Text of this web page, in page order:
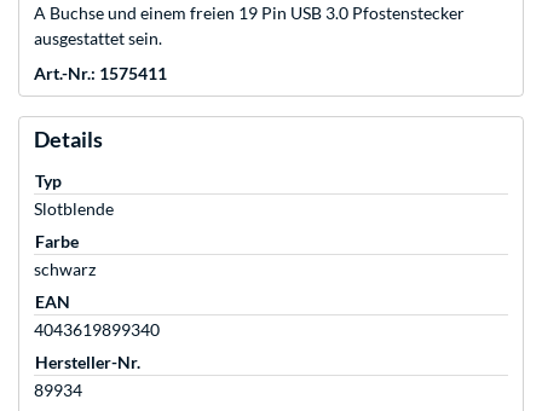
A Buchse und einem freien 19 Pin USB 3.0 Pfostenstecker
ausgestattet sein.
Art.-Nr.: 1575411
Details
Typ
Slotblende
Farbe
schwarz
EAN
4043619899340
Hersteller-Nr.
89934